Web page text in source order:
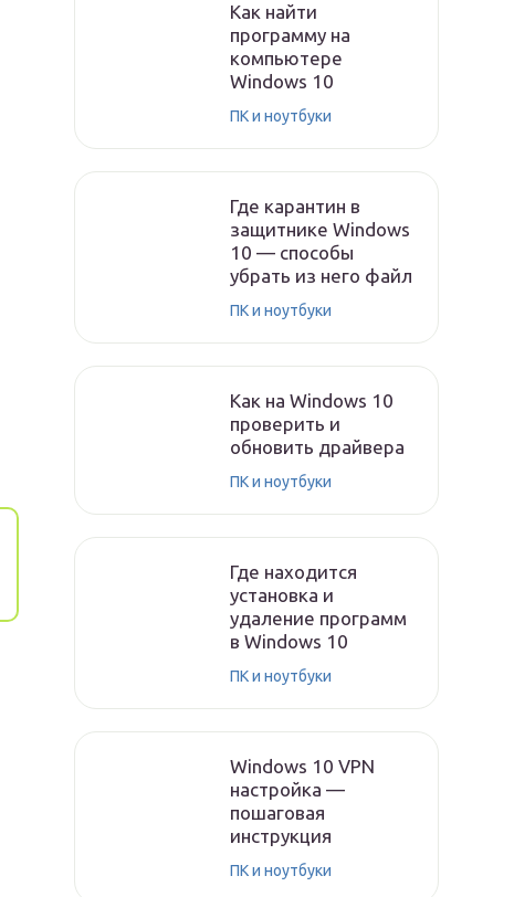
Как найти
программу на
компьютере
Windows 10
ПК и ноутбуки
Где карантин в
защитнике Windows
10 — способы
убрать из него файл
ПК и ноутбуки
Как на Windows 10
проверить и
обновить драйвера
ПК и ноутбуки
Где находится
установка и
удаление программ
в Windows 10
ПК и ноутбуки
Windows 10 VPN
настройка —
пошаговая
инструкция
ПК и ноутбуки